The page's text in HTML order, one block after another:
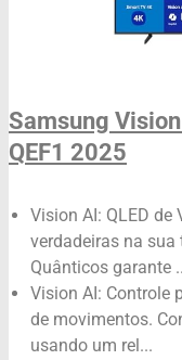
Samsung
QEF1 2025
Vision AI: QLED de
verdadeiras na sua
Quânticos garante
Vision AI: Controle
de movimentos.
usando um rel...